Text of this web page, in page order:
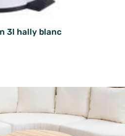
3l hally blanc